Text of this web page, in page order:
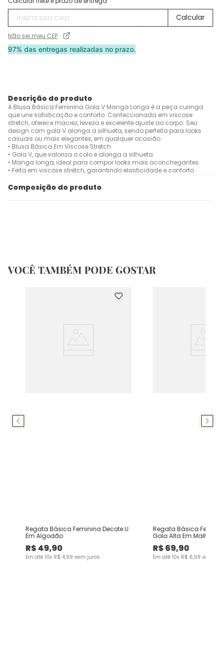
Não sei meu CEP
97% das entregas realizadas no prazo.
Descrição do produto
A Blusa Básica Feminina Gola V Manga Longa é a peça curinga
que une sofisticação e conforto. Confeccionada em viscose
stretch, oferece maciez, leveza e excelente ajuste ao corpo. Seu
design com gola V alonga a silhueta, sendo perfeita para looks
casuais ou mais elegantes, em qualquer ocasião.
• Blusa Básica Em Viscose Stretch
• Gola V, que valoriza o colo e alonga a silhueta
• Manga longa, ideal para compor looks mais aconchegantes
• Feita em viscose stretch, garantindo elasticidade e conforto
Composição do produto
VOCÊ TAMBÉM PODE GOSTAR
Regata Básica Feminina Decote U
Em Algodão
R$49,90
Em até10xR$ 4,99 sem juros
Regata Básica
Gola Alta Em Malha
Canelada
R$69,90
Em até10x R$ 6,99 sem